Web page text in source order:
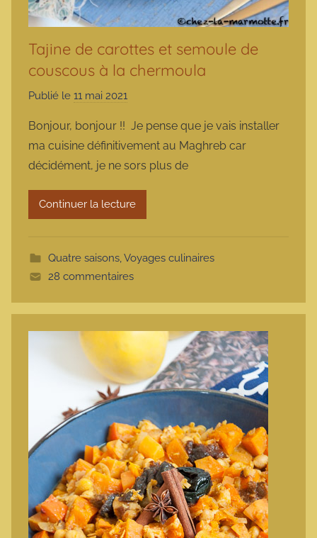
Tajine de carottes et semoule de
couscous à la chermoula
Publié le 11 mai 2021
m
a
r
m
t
e
Bonjour, bonjour !! Je pense que je vais installer
ma cuisine définitivement au Maghreb car
décidément, je ne sors plus de
Continuer la lecture
Quatre saisons,Voyages culinaires
28 commentaires